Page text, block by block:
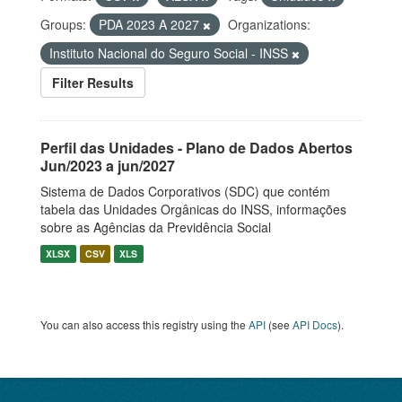
Groups:
PDA 2023 A 2027
Organizations:
Instituto Nacional do Seguro Social - INSS
Filter Results
Perfil das Unidades - Plano de Dados Abertos
Jun/2023 a jun/2027
Sistema de Dados Corporativos (SDC) que contém
tabela das Unidades Orgânicas do INSS, informações
sobre as Agências da Previdência Social
XLSX CSV XLS
You can also access this registry using the API (see API Docs).